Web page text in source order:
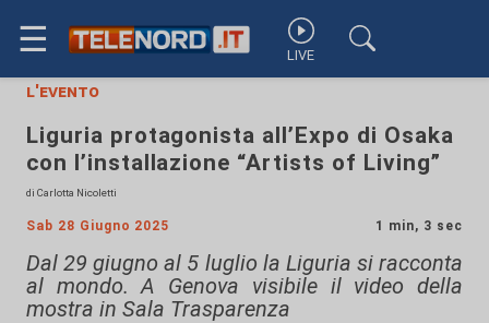
☰ LIVE
l'evento
Liguria protagonista all’Expo di Osaka
con l’installazione “Artists of Living”
di Carlotta Nicoletti
Sab 28 Giugno 2025 1 min, 3 sec
Dal 29 giugno al 5 luglio la Liguria si racconta
al mondo. A Genova visibile il video della
mostra in Sala Trasparenza